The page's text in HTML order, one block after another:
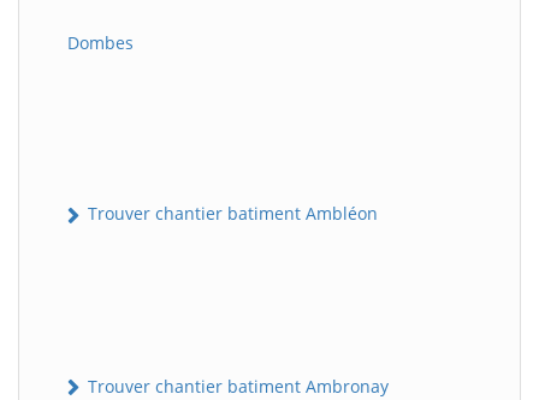
Dombes
Trouver chantier batiment Ambléon
Trouver chantier batiment Ambronay